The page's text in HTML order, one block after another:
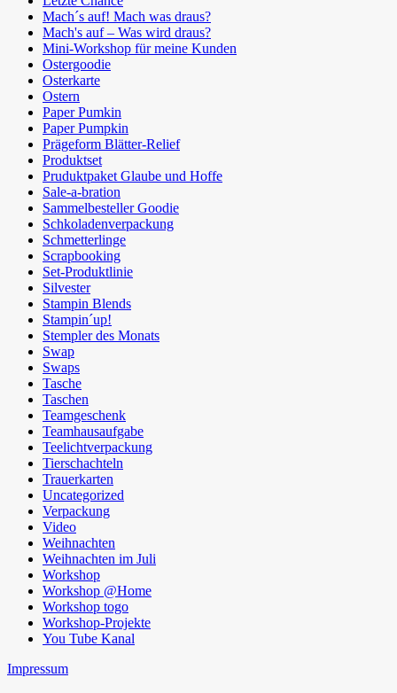
Mach´s auf! Mach was draus?
Mach's auf – Was wird draus?
Mini-Workshop für meine Kunden
Ostergoodie
Osterkarte
Ostern
Paper Pumkin
Paper Pumpkin
Prägeform Blätter-Relief
Produktset
Pruduktpaket Glaube und Hoffe
Sale-a-bration
Sammelbesteller Goodie
Schkoladenverpackung
Schmetterlinge
Scrapbooking
Set-Produktlinie
Silvester
Stampin Blends
Stampin´up!
Stempler des Monats
Swap
Swaps
Tasche
Taschen
Teamgeschenk
Teamhausaufgabe
Teelichtverpackung
Tierschachteln
Trauerkarten
Uncategorized
Verpackung
Video
Weihnachten
Weihnachten im Juli
Workshop
Workshop @Home
Workshop togo
Workshop-Projekte
You Tube Kanal
Impressum